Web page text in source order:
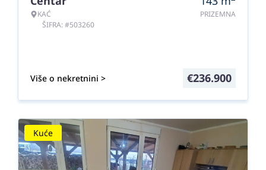
KAĆ
ŠIFRA: #503260
PRIZEMNA
Više o nekretnini > €236.900
Kuće